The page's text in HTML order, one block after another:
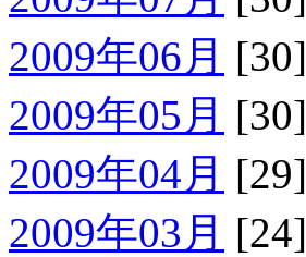
2009年06月 [30]
2009年05月 [30]
2009年04月 [29]
2009年03月 [24]